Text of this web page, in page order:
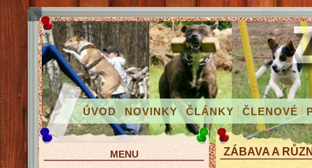
ÚVOD NOVINKY ČLÁNKY ČLENOVÉ
ZÁBAVA A
MENU